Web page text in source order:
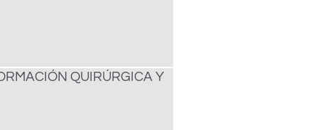
QUIRÚRGICA Y